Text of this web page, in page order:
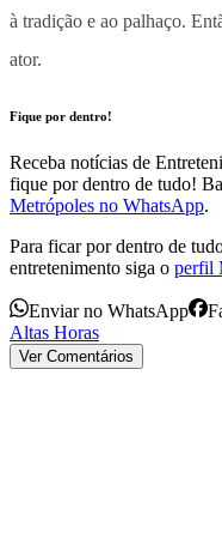
à tradição e ao palhaço.
ator.
Fique por dentro!
Receba notícias de
fique por dentro de tudo!
Metrópoles no WhatsApp.
Para ficar por dentro de
entretenimento siga o perfil
Enviar no WhatsApp
Altas Horas
Ver Comentários